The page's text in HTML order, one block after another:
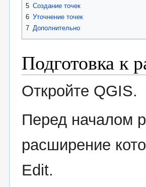
5 Создание точек
6 Уточнение точек
7 Дополнительно
Подготовка к
Откройте QGIS.
Перед началом
расширение
Edit.